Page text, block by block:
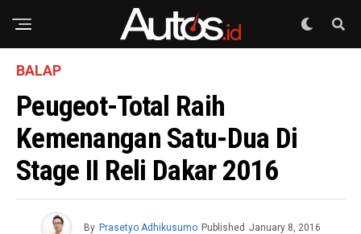
BALAP
Peugeot-Total Raih
Kemenangan Satu-Dua Di
Stage II Reli Dakar 2016
By Prasetyo Adhikusumo Published January 8, 2016